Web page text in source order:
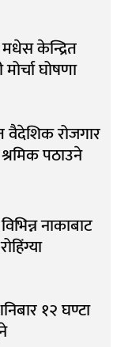
केन्द्रित
घोषणा
वैदेशिक रोजगार
पठाउने
नाकाबाट
१२ घण्टा